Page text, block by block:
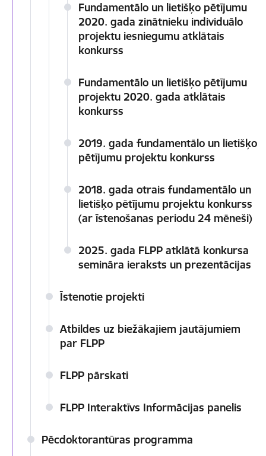
Fundamentālo un lietišķo pētījumu
2020. gada zinātnieku individuālo
projektu iesniegumu atklātais
konkurss
Fundamentālo un lietišķo pētījumu
projektu 2020. gada atklātais
konkurss
2019. gada fundamentālo un lietišķo
pētījumu projektu konkurss
2018. gada otrais fundamentālo un
lietišķo pētījumu projektu konkurss
(ar īstenošanas periodu 24 mēneši)
2025. gada FLPP atklātā konkursa
semināra ieraksts un prezentācijas
Īstenotie projekti
Atbildes uz biežākajiem jautājumiem
par FLPP
FLPP pārskati
FLPP Interaktīvs Informācijas panelis
Pēcdoktorantūras programma